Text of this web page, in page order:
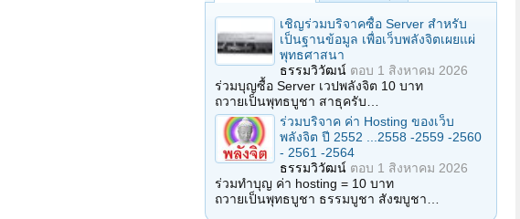
เชิญร่วมบริจาคซื้อ Server สำหรับ
เป็นฐานข้อมูล เพื่อเว็บพลังจิตเผยแผ่
พุทธศาสนา
ธรรมวิวัฒน์ ตอบ 1 สิงหาคม 2026
ร่วมบุญซื้อ Server เวปพลังจิต 10 บาท
ถวายเป็นพุทธบูชา สาธุครับ…
ร่วมบริจาค ค่า Hosting ของเว็บ
พลังจิต ปี 2552 ...2558 -2559 -2560
- 2561 -2564
ธรรมวิวัฒน์ ตอบ 1 สิงหาคม 2026
ร่วมทำบุญ ค่า hosting = 10 บาท
ถวายเป็นพุทธบูชา ธรรมบูชา สังฆบูชา…